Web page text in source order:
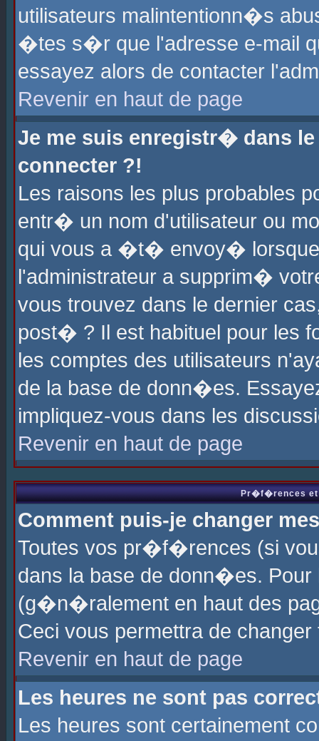
utilisateurs malintentionn�s
�tes s�r que l'adresse e-mail
essayez alors de contacter
Revenir en haut de page
Je me suis enregistr� dans
connecter ?!
Les raisons les plus probables
entr� un nom d'utilisateur ou
qui vous a �t� envoy�
l'administrateur a supprim�
vous trouvez dans le dernier
post� ? Il est habituel pour les
les comptes des utilisateurs
de la base de donn�es.
impliquez-vous dans les
Revenir en haut de page
Pr�f�rences et
Comment puis-je changer
Toutes vos pr�f�rences (si
dans la base de donn�es.
(g�n�ralement en haut des
Ceci vous permettra de
Revenir en haut de page
Les heures ne sont pas
Les heures sont certainement